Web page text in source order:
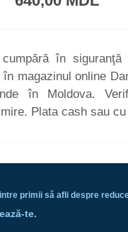
în siguranţă
magazinul online
în Moldova.
Plata cash sau
primii să afli despre
te.